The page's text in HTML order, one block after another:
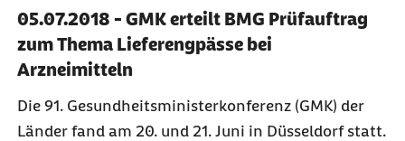
05.07.2018 - GMK erteilt BMG Prüfauftrag
zum Thema Lieferengpässe bei
Arzneimitteln
Die 91. Gesundheitsministerkonferenz (GMK) der
Länder fand am 20. und 21. Juni in Düsseldorf statt.